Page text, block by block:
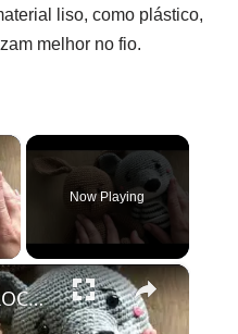
liso, como plástico,
melhor no fio.
×
Now Playing
×
Como fazer CROCHE - ponto X e ponto V